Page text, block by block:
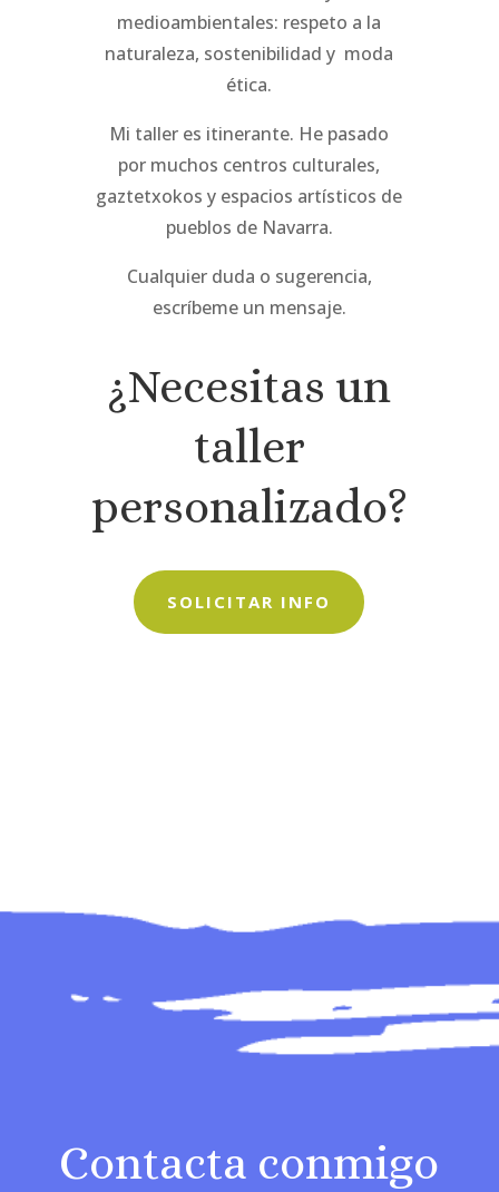
medioambientales: respeto a la
naturaleza, sostenibilidad y moda
ética.
Mi taller es itinerante. He pasado
por muchos centros culturales,
gaztetxokos y espacios artísticos de
pueblos de Navarra.
Cualquier duda o sugerencia,
escríbeme un mensaje.
¿Necesitas un
taller
personalizado?
SOLICITAR INFO
Contacta conmigo